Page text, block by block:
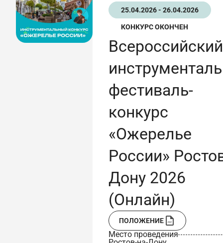
25.04.2026 - 26.04.2026
КОНКУРС ОКОНЧЕН
Всероссийский
фестиваль-
конкурс
«Ожерелье
России»
Дону 2026
(Онлайн)
ПОЛОЖЕНИЕ
Место проведения